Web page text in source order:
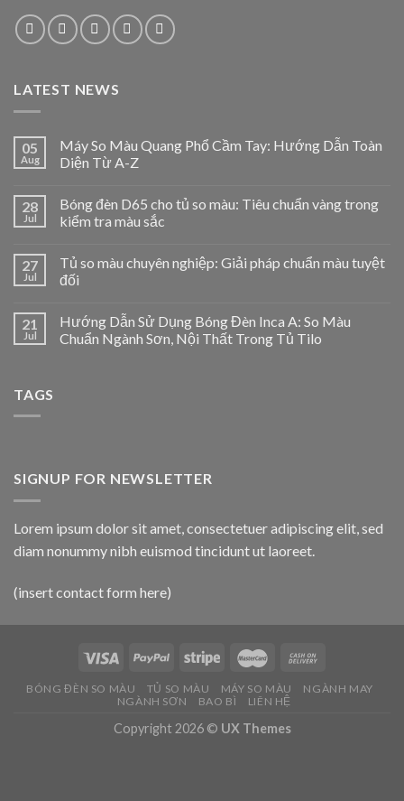
LATEST NEWS
05
Aug
Máy So Màu Quang Phổ Cầm Tay: Hướng Dẫn Toàn
Diện Từ A-Z
28
Jul
Bóng đèn D65 cho tủ so màu: Tiêu chuẩn vàng trong
kiểm tra màu sắc
27
Jul
Tủ so màu chuyên nghiệp: Giải pháp chuẩn màu tuyệt
đối
21
Jul
Hướng Dẫn Sử Dụng Bóng Đèn Inca A: So Màu
Chuẩn Ngành Sơn, Nội Thất Trong Tủ Tilo
TAGS
SIGNUP FOR NEWSLETTER
Lorem ipsum dolor sit amet, consectetuer adipiscing elit, sed
diam nonummy nibh euismod tincidunt ut laoreet.
(insert contact form here)
BÓNG ĐÈN SO MÀU TỦ SO MÀU MÁY SO MÀU
NGÀNH MAY
NGÀNH SƠN
BAO BÌ LIÊN HỆ
Copyright 2026 © UX Themes